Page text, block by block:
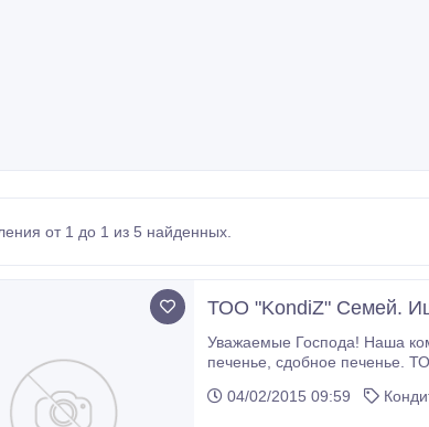
от 1 до 1 из 5 найденных.
ТОО "KondiZ" Семей.
Уважаемые Господа! Наша
печенье, сдобное печенье. ТОО "KondiZ" ищет региональных партнеров, дистрибьюторов в Атырауе, Актауе, Уральске, Актобе.
04/02/2015 09:59